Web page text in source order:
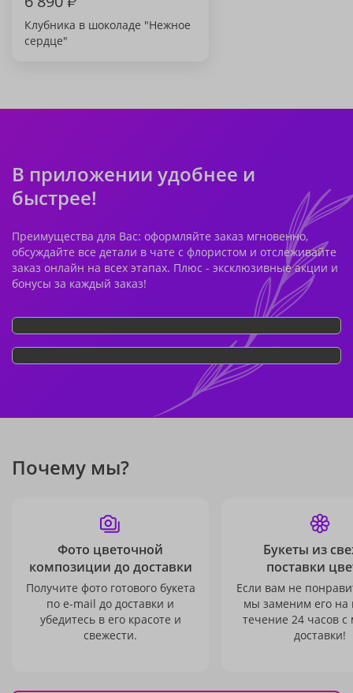
Клубника в шоколаде "Нежное
сердце"
В приложении удобнее и
быстрее!
Преимущества для Вас: оформляйте заказ мгновенно,
обсуждайте все детали в чате с флористом и отслеживайте
заказ онлайн на всех этапах. Плюс - эксклюзивные акции и
бонусы за каждый заказ!
Почему мы?
Фото цветочной
композиции до доставки
Получите фото готового букета
по e-mail до доставки и
убедитесь в его красоте и
свежести.
Букеты из
поставки
Если вам не
мы заменим его на
течение 24 часов с
доставки!